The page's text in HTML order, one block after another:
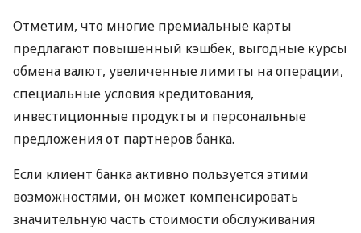
Отметим, что многие премиальные карты
предлагают повышенный кэшбек, выгодные курсы
обмена валют, увеличенные лимиты на операции,
специальные условия кредитования,
инвестиционные продукты и персональные
предложения от партнеров банка.
Если клиент банка активно пользуется этими
возможностями, он может компенсировать
значительную часть стоимости обслуживания